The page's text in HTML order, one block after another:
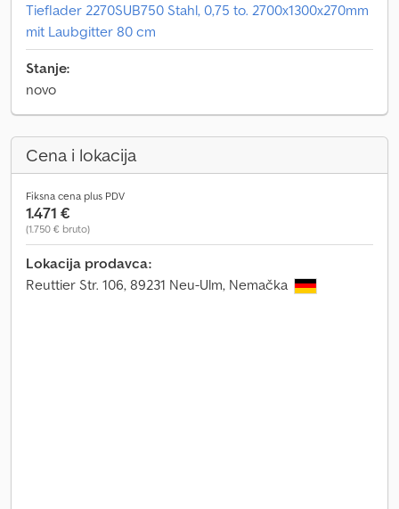
Tieflader 2270SUB750 Stahl, 0,75 to. 2700x1300x270mm
mit Laubgitter 80 cm
Stanje:
novo
Cena i lokacija
Fiksna cena plus PDV
1.471 €
(1.750 € bruto)
Lokacija prodavca:
Reuttier Str. 106, 89231 Neu-Ulm, Nemačka